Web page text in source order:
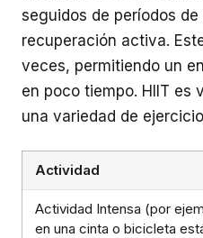
seguidos de períodos
recuperación activa.
veces, permitiendo un
en poco tiempo. HIIT es
una variedad de
Actividad
Actividad Intensa (por
en una cinta o bicicleta